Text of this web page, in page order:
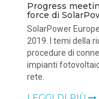
Progress
force di
SolarPower
2019. I temi della
procedure di
impianti
rete.